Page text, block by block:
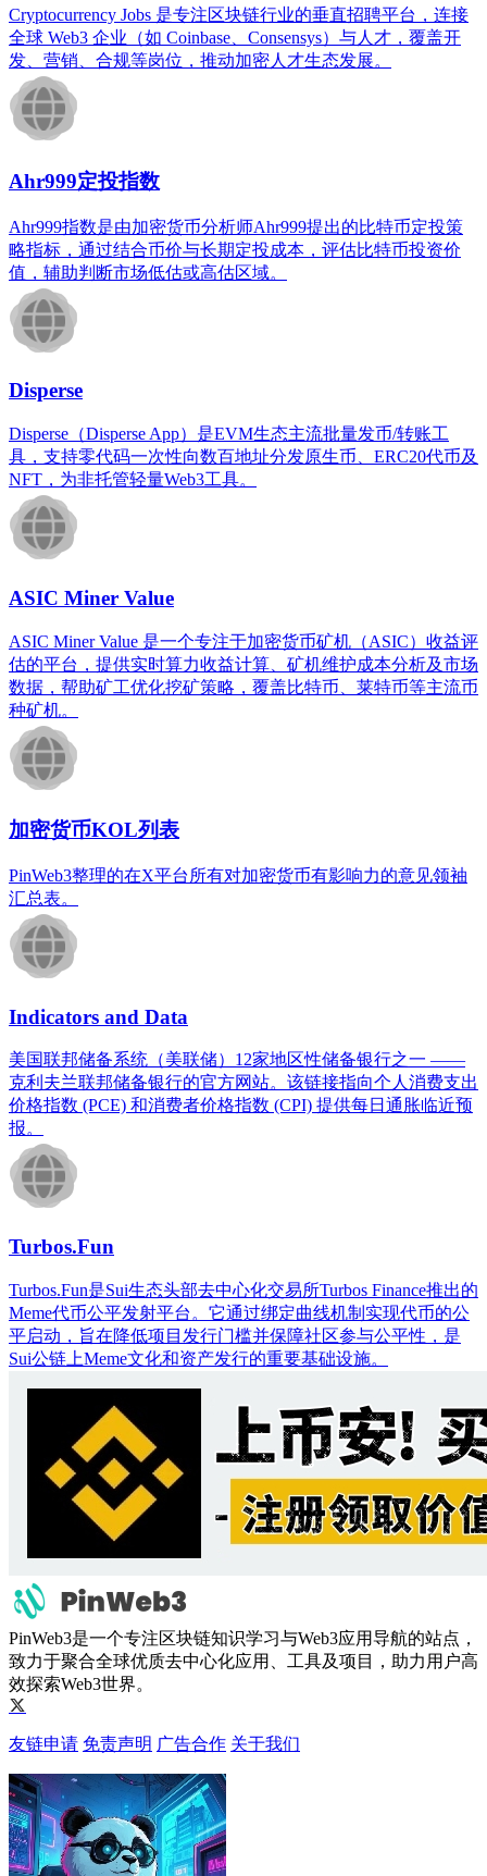
Cryptocurrency Jobs 是专注区块链行业的垂直招聘平台，连接
全球 Web3 企业（如 Coinbase、Consensys）与人才，覆盖开
发、营销、合规等岗位，推动加密人才生态发展。
Ahr999定投指数
Ahr999指数是由加密货币分析师Ahr999提出的比特币定投策
略指标，通过结合币价与长期定投成本，评估比特币投资价
值，辅助判断市场低估或高估区域。
Disperse
Disperse（Disperse App）是EVM生态主流批量发币/转账工
具，支持零代码一次性向数百地址分发原生币、ERC20代币及
NFT，为非托管轻量Web3工具。
ASIC Miner Value
ASIC Miner Value 是一个专注于加密货币矿机（ASIC）收益评
估的平台，提供实时算力收益计算、矿机维护成本分析及市场
数据，帮助矿工优化挖矿策略，覆盖比特币、莱特币等主流币
种矿机。
加密货币KOL列表
PinWeb3整理的在X平台所有对加密货币有影响力的意见领袖
汇总表。
Indicators and Data
美国联邦储备系统（美联储）12家地区性储备银行之一 ——
克利夫兰联邦储备银行的官方网站。该链接指向个人消费支出
价格指数 (PCE) 和消费者价格指数 (CPI) 提供每日通胀临近预
报。
Turbos.Fun
Turbos.Fun是Sui生态头部去中心化交易所Turbos Finance推出的
Meme代币公平发射平台。它通过绑定曲线机制实现代币的公
平启动，旨在降低项目发行门槛并保障社区参与公平性，是
Sui公链上Meme文化和资产发行的重要基础设施。
PinWeb3是一个专注区块链知识学习与Web3应用导航的站点，
致力于聚合全球优质去中心化应用、工具及项目，助力用户高
效探索Web3世界。
友链申请 免责声明 广告合作 关于我们